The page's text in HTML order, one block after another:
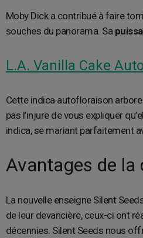
Moby Dick a contribué à faire
souches du panorama. Sa
L.A. Vanilla Cake
Cette indica autofloraison
pas l’injure de vous expliquer
indica, se mariant parfaitement
Avantages de la
La nouvelle enseigne Silent
de leur devancière, ceux-ci ont
décennies. Silent Seeds nous